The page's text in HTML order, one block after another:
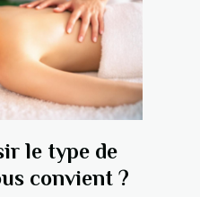
le type de
convient ?